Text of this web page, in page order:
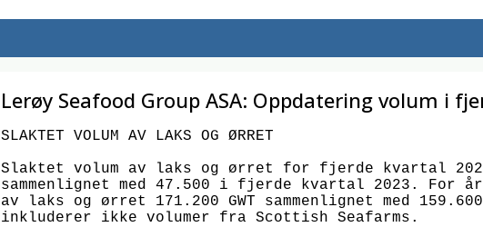
Lerøy Seafood Group ASA: Oppdatering volum i
SLAKTET VOLUM AV LAKS OG ØRRET
Slaktet volum av laks og ørret for fjerde kvartal 2024
sammenlignet med 47.500 i fjerde kvartal 2023. For
av laks og ørret 171.200 GWT sammenlignet med
inkluderer ikke volumer fra Scottish Seafarms.